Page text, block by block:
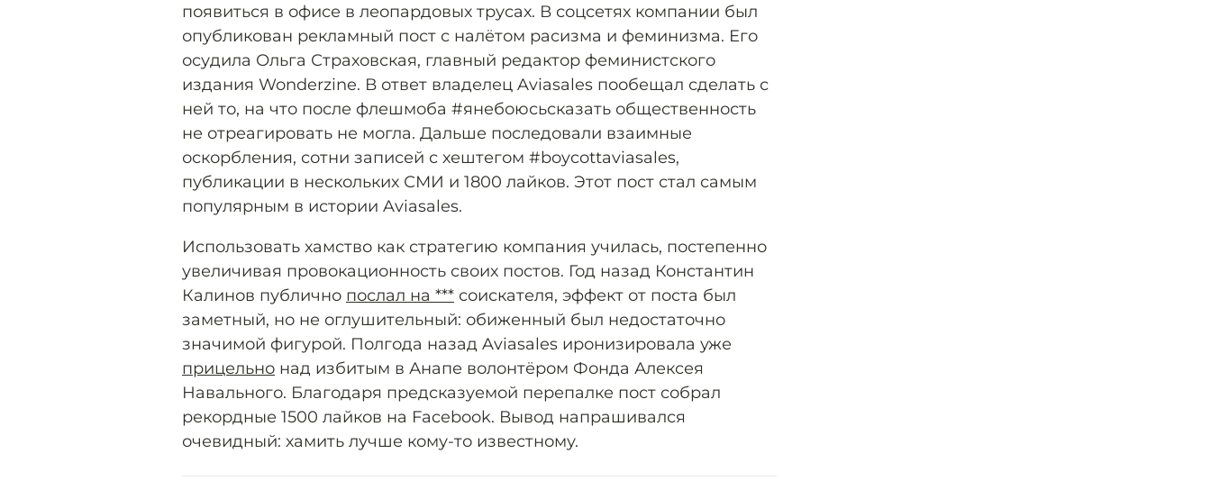
появиться в офисе в леопардовых трусах. В соцсетях компании был
опубликован рекламный пост с налётом расизма и феминизма. Его
осудила Ольга Страховская, главный редактор феминистского
издания Wonderzine. В ответ владелец Aviasales пообещал сделать с
ней то, на что после флешмоба #янебоюсьсказать общественность
не отреагировать не могла. Дальше последовали взаимные
оскорбления, сотни записей с хештегом #boycottaviasales,
публикации в нескольких СМИ и 1800 лайков. Этот пост стал самым
популярным в истории Aviasales.
Использовать хамство как стратегию компания училась, постепенно
увеличивая провокационность своих постов. Год назад Константин
Калинов публично послал на *** соискателя, эффект от поста был
заметный, но не оглушительный: обиженный был недостаточно
значимой фигурой. Полгода назад Aviasales иронизировала уже
прицельно над избитым в Анапе волонтёром Фонда Алексея
Навального. Благодаря предсказуемой перепалке пост собрал
рекордные 1500 лайков на Facebook. Вывод напрашивался
очевидный: хамить лучше кому-то известному.